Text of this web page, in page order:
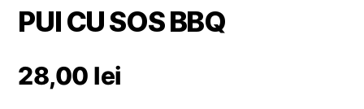
PUI CU SOS BBQ
28,00 lei